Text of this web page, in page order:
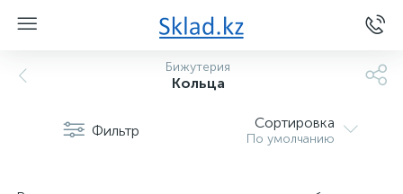
Бижутерия
Кольца
Фильтр Сортировка
По умолчанию